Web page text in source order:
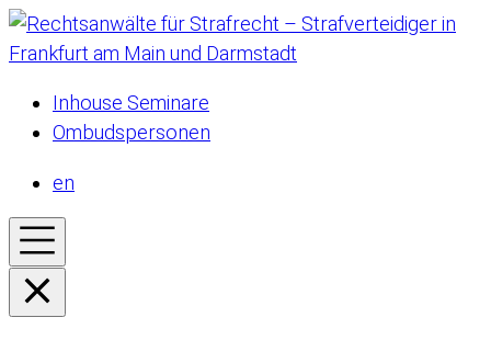
Inhouse Seminare
Ombudspersonen
en